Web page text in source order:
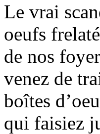
Le vrai
oeufs
de nos
venez de
boîtes
qui faisiez